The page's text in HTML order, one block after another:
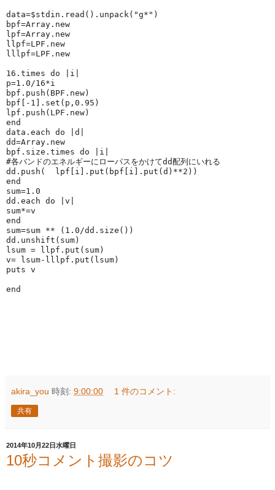
data=$stdin .read().unpack( "g* " )
bpf=Array .new
lpf=Array .new
llpf=LPF .new
lllpf=LPF .new
16 .times do i
p=1.0 /16*i
bpf.push( BPF .new)
bpf[- 1 ].set(p, 0.95 )
lpf.push( LPF .new)
end
data.each do d
dd=Array .new
bpf.size.times do i
#各バンドのエネルギーにローパスをかけてdd配列にいれる
dd.push(  lpf[i].put(bpf[i].put(d)**2 ))
end
sum=1.0
dd.each do v
sum*=v
end
sum=sum ** ( 1.0 /dd.size())
dd.unshift(sum)
lsum = llpf.put(sum)
v= lsum-lllpf.put(lsum)
puts v
end
akira_you 時刻: 9:00:00 1 件のコメント:
共有
2014年10月22日水曜日
10秒コメント撮影のコツ